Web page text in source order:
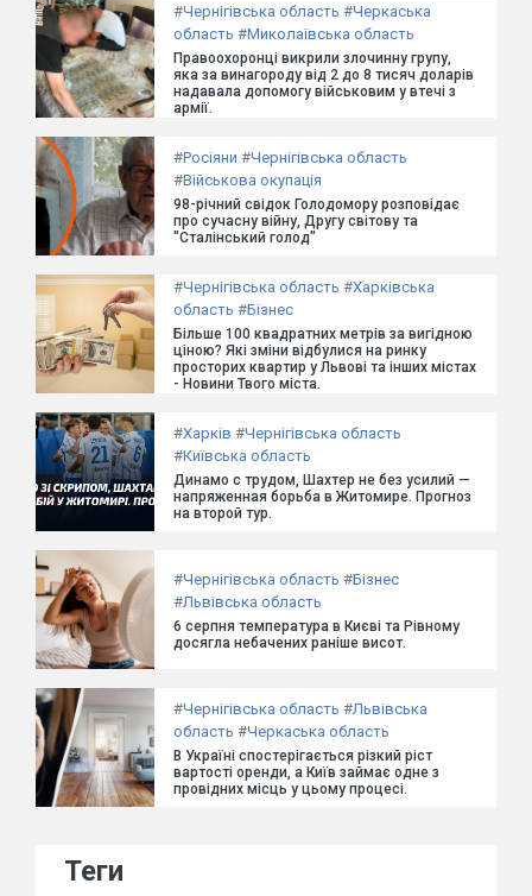
#Чернігівська область #Черкаська
область #Миколаївська область
Правоохоронці викрили злочинну групу,
яка за винагороду від 2 до 8 тисяч доларів
надавала допомогу військовим у втечі з
армії.
#Росіяни #Чернігівська область
#Військова окупація
98-річний свідок Голодомору розповідає
про сучасну війну, Другу світову та
"Сталінський голод"
#Чернігівська область #Харківська
область #Бізнес
Більше 100 квадратних метрів за вигідною
ціною? Які зміни відбулися на ринку
просторих квартир у Львові та інших містах
- Новини Твого міста.
#Харків #Чернігівська область
#Київська область
Динамо с трудом, Шахтер не без усилий —
напряженная борьба в Житомире. Прогноз
на второй тур.
#Чернігівська область #Бізнес
#Львівська область
6 серпня температура в Києві та Рівному
досягла небачених раніше висот.
#Чернігівська область #Львівська
область #Черкаська область
В Україні спостерігається різкий ріст
вартості оренди, а Київ займає одне з
провідних місць у цьому процесі.
Теги